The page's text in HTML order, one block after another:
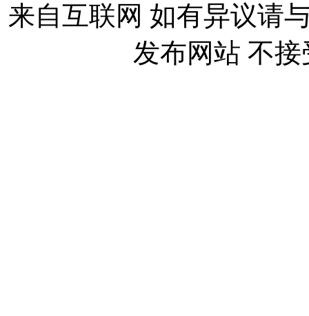
来自互联网 如有异议请
发布网站 不